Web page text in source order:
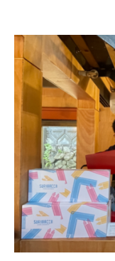
おすすめ特集
読みもの
イベント・ワークショ
ギャラリー
おしらせ